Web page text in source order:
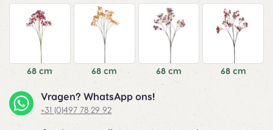
68 cm 68 cm 68 cm 68 cm
Vragen? WhatsApp ons!
+31 (0)497 78 29 92